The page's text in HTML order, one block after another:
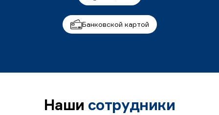
Банковской картой
Наши сотрудники